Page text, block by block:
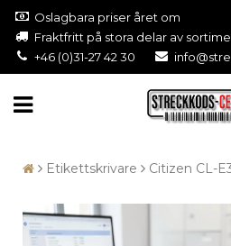
Oslagbara priser året om
Fraktfritt på stora delar av
+46 (0)31-27 42 30
Etikettskrivare Citizen CL-